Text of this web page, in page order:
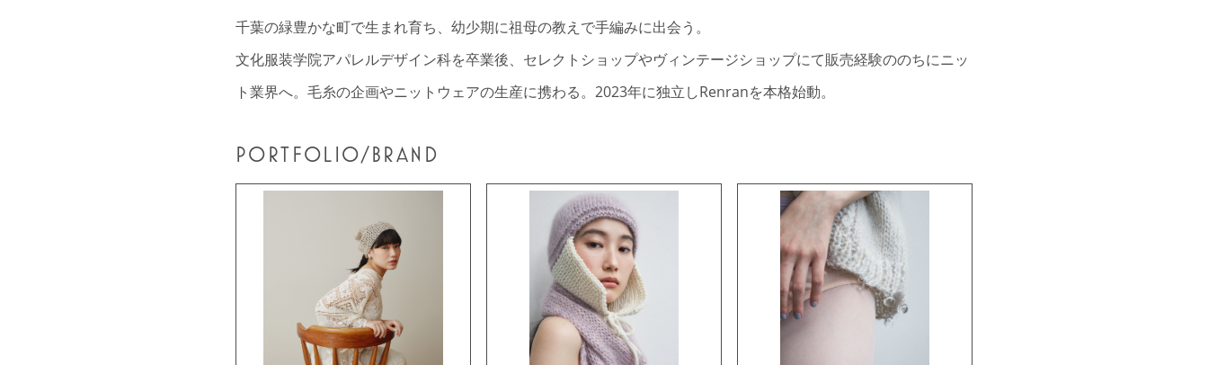
千葉の緑豊かな町で生まれ育ち、幼少期に祖母の教えで手編みに出会う。
文化服装学院アパレルデザイン科を卒業後、セレクトショップやヴィンテージショップにて販売経験ののちにニッ
ト業界へ。毛糸の企画やニットウェアの生産に携わる。2023年に独立しRenranを本格始動。
PORTFOLIO/BRAND